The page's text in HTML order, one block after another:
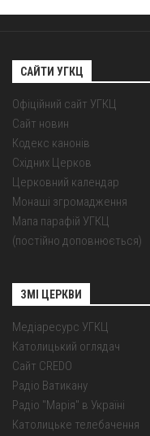
САЙТИ УГКЦ
Офіційний сайт УГКЦ
Сайт новин
Кодекс канонів
Східних Церков
Церковний календар
Монаші згромадження
Мапа парафій УГКЦ
(постійно доповнюється)
ЗМІ ЦЕРКВИ
Медіаресурс УГКЦ
Католицький оглядач
Сайт CREDO
Радіо Ватикану
Радіо "Марія" в Україні
Католицьке телебачення